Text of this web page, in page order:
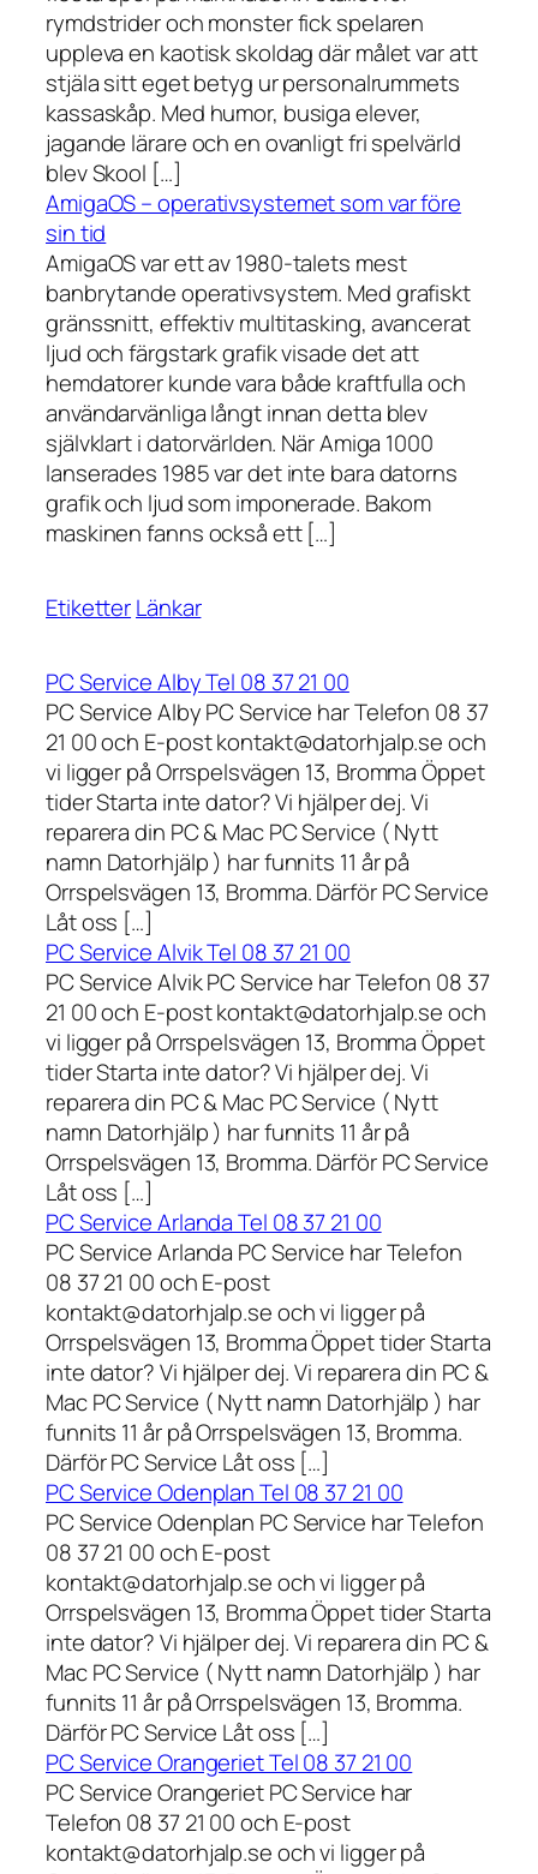
rymdstrider och monster fick spelaren
uppleva en kaotisk skoldag där målet var att
stjäla sitt eget betyg ur personalrummets
kassaskåp. Med humor, busiga elever,
jagande lärare och en ovanligt fri spelvärld
blev Skool […]
AmigaOS – operativsystemet som var före
sin tid
AmigaOS var ett av 1980-talets mest
banbrytande operativsystem. Med grafiskt
gränssnitt, effektiv multitasking, avancerat
ljud och färgstark grafik visade det att
hemdatorer kunde vara både kraftfulla och
användarvänliga långt innan detta blev
självklart i datorvärlden. När Amiga 1000
lanserades 1985 var det inte bara datorns
grafik och ljud som imponerade. Bakom
maskinen fanns också ett […]
EtiketterLänkar
PC Service Alby Tel 08 37 21 00
PC Service Alby PC Service har Telefon 08 37
21 00 och E-post kontakt@datorhjalp.se och
vi ligger på Orrspelsvägen 13, Bromma Öppet
tider Starta inte dator? Vi hjälper dej. Vi
reparera din PC & Mac PC Service ( Nytt
namn Datorhjälp ) har funnits 11 år på
Orrspelsvägen 13, Bromma. Därför PC Service
Låt oss […]
PC Service Alvik Tel 08 37 21 00
PC Service Alvik PC Service har Telefon 08 37
21 00 och E-post kontakt@datorhjalp.se och
vi ligger på Orrspelsvägen 13, Bromma Öppet
tider Starta inte dator? Vi hjälper dej. Vi
reparera din PC & Mac PC Service ( Nytt
namn Datorhjälp ) har funnits 11 år på
Orrspelsvägen 13, Bromma. Därför PC Service
Låt oss […]
PC Service Arlanda Tel 08 37 21 00
PC Service Arlanda PC Service har Telefon
08 37 21 00 och E-post
kontakt@datorhjalp.se och vi ligger på
Orrspelsvägen 13, Bromma Öppet tider Starta
inte dator? Vi hjälper dej. Vi reparera din PC &
Mac PC Service ( Nytt namn Datorhjälp ) har
funnits 11 år på Orrspelsvägen 13, Bromma.
Därför PC Service Låt oss […]
PC Service Odenplan Tel 08 37 21 00
PC Service Odenplan PC Service har Telefon
08 37 21 00 och E-post
kontakt@datorhjalp.se och vi ligger på
Orrspelsvägen 13, Bromma Öppet tider Starta
inte dator? Vi hjälper dej. Vi reparera din PC &
Mac PC Service ( Nytt namn Datorhjälp ) har
funnits 11 år på Orrspelsvägen 13, Bromma.
Därför PC Service Låt oss […]
PC Service Orangeriet Tel 08 37 21 00
PC Service Orangeriet PC Service har
Telefon 08 37 21 00 och E-post
kontakt@datorhjalp.se och vi ligger på